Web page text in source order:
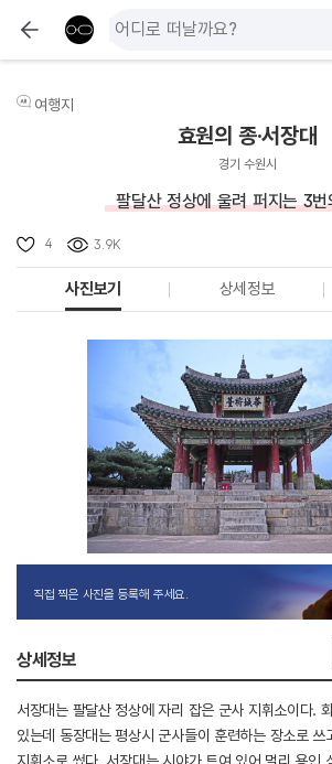
여행지
효원의 종·서장대
경기 수원시
팔달산 정상에 울려 퍼지는 3번
4 3.9K
사진보기 상세정보
직접 찍은 사진을 등록해 주세요.
상세정보
서장대는 팔달산 정상에 자리 잡은 군사 지휘소이다.
있는데 동장대는 평상시 군사들이 훈련하는 장소로 쓰
지휘소로 썼다. 서장대는 시야가 트여 있어 멀리 용인